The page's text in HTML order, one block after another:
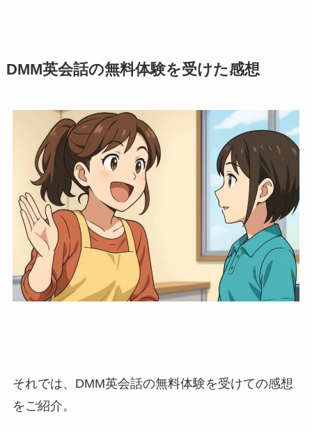
DMM英会話の無料体験を受けた感想
それでは、DMM英会話の無料体験を受けての感想
をご紹介。